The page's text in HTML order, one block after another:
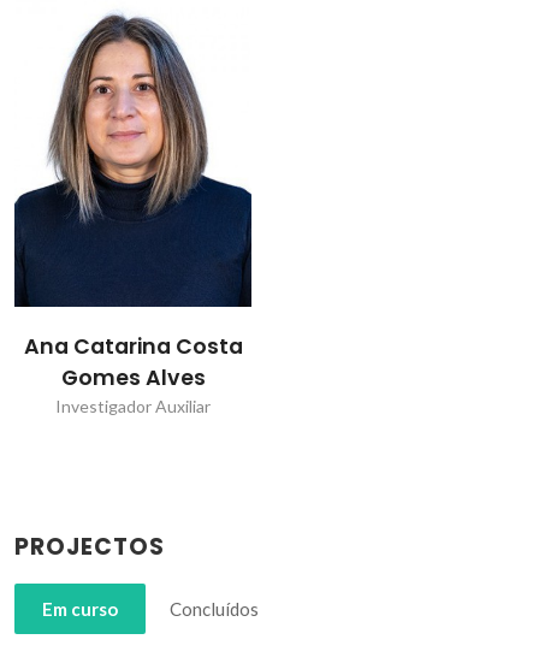
Ana Catarina Costa
Gomes Alves
Investigador Auxiliar
PROJECTOS
Em curso Concluídos